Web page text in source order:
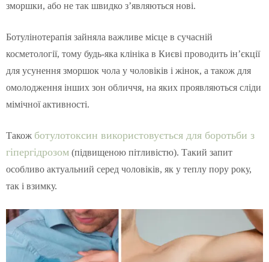
зморшки, або не так швидко з’являються нові.
Ботулінотерапія зайняла важливе місце в сучасній
косметології, тому будь-яка клініка в Києві проводить ін’єкції
для усунення зморшок чола у чоловіків і жінок, а також для
омолодження інших зон обличчя, на яких проявляються сліди
мімічної активності.
Також ботулотоксин використовується для боротьби з
гіпергідрозом (підвищеною пітливістю). Такий запит
особливо актуальний серед чоловіків, як у теплу пору року,
так і взимку.